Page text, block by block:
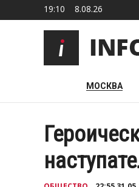
19:10 8.08.26
МОСКВА